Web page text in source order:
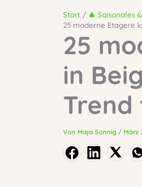
Start
🎄 Saisonales
25 moderne Etagere
25
in
Trend
Von Maja Sonnig / März